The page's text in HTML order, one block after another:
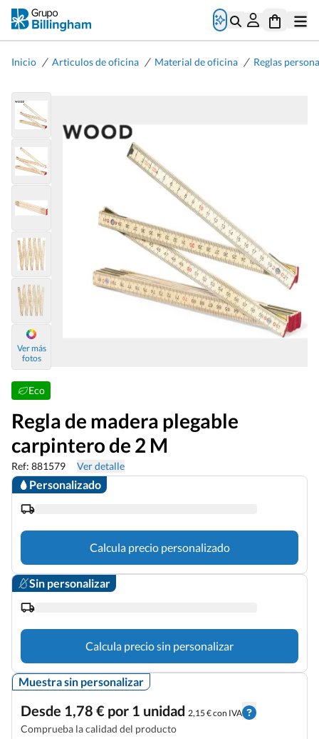
Inicio / Articulos de oficina / Material de oficina / Reglas
Ver más
fotos
Eco
Regla de madera plegable
carpintero de 2 M
Ref: 881579 Ver detalle
Personalizado
Calcula precio personalizado
Sin personalizar
Calcula precio sin personalizar
Muestra sin personalizar
Desde 1,78 € por 1 unidad 2,15 € con IVA
Comprueba la calidad del producto